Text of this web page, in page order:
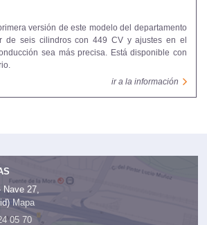
versión de este modelo del departamento
de seis cilindros con 449 CV y ajustes en el
sea más precisa. Está disponible con
ir a la información
27,
Mapa
05 70